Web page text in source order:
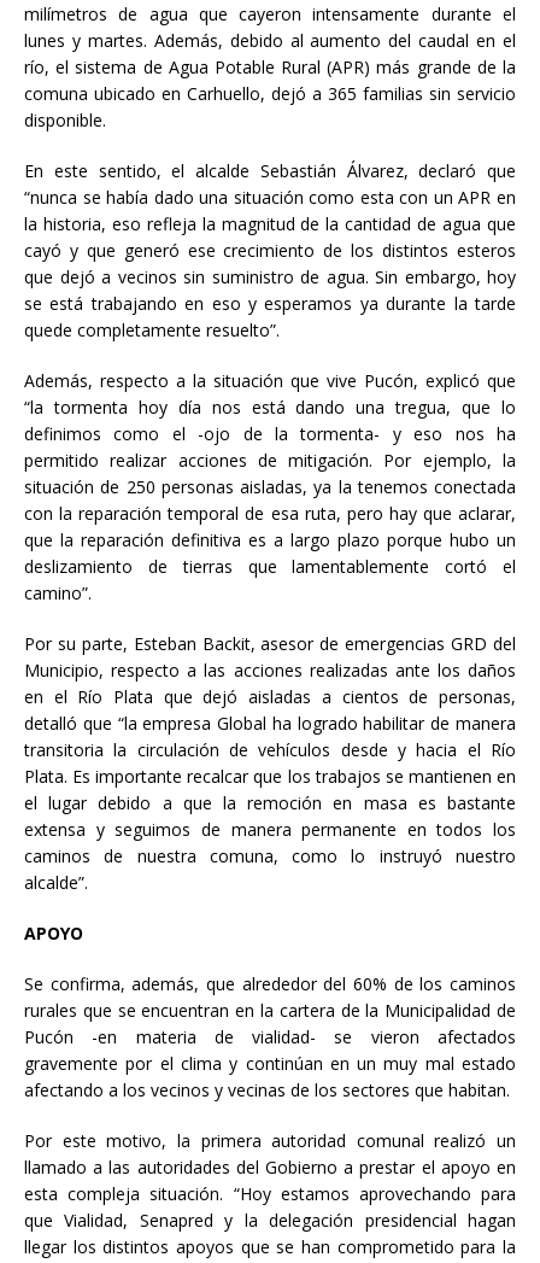
milímetros de agua que cayeron intensamente durante el
lunes y martes. Además, debido al aumento del caudal en el
río, el sistema de Agua Potable Rural (APR) más grande de la
comuna ubicado en Carhuello, dejó a 365 familias sin servicio
disponible.
En este sentido, el alcalde Sebastián Álvarez, declaró que
“nunca se había dado una situación como esta con un APR en
la historia, eso refleja la magnitud de la cantidad de agua que
cayó y que generó ese crecimiento de los distintos esteros
que dejó a vecinos sin suministro de agua. Sin embargo, hoy
se está trabajando en eso y esperamos ya durante la tarde
quede completamente resuelto”.
Además, respecto a la situación que vive Pucón, explicó que
“la tormenta hoy día nos está dando una tregua, que lo
definimos como el -ojo de la tormenta- y eso nos ha
permitido realizar acciones de mitigación. Por ejemplo, la
situación de 250 personas aisladas, ya la tenemos conectada
con la reparación temporal de esa ruta, pero hay que aclarar,
que la reparación definitiva es a largo plazo porque hubo un
deslizamiento de tierras que lamentablemente cortó el
camino”.
Por su parte, Esteban Backit, asesor de emergencias GRD del
Municipio, respecto a las acciones realizadas ante los daños
en el Río Plata que dejó aisladas a cientos de personas,
detalló que “la empresa Global ha logrado habilitar de manera
transitoria la circulación de vehículos desde y hacia el Río
Plata. Es importante recalcar que los trabajos se mantienen en
el lugar debido a que la remoción en masa es bastante
extensa y seguimos de manera permanente en todos los
caminos de nuestra comuna, como lo instruyó nuestro
alcalde”.
APOYO
Se confirma, además, que alrededor del 60% de los caminos
rurales que se encuentran en la cartera de la Municipalidad de
Pucón -en materia de vialidad- se vieron afectados
gravemente por el clima y continúan en un muy mal estado
afectando a los vecinos y vecinas de los sectores que habitan.
Por este motivo, la primera autoridad comunal realizó un
llamado a las autoridades del Gobierno a prestar el apoyo en
esta compleja situación. “Hoy estamos aprovechando para
que Vialidad, Senapred y la delegación presidencial hagan
llegar los distintos apoyos que se han comprometido para la